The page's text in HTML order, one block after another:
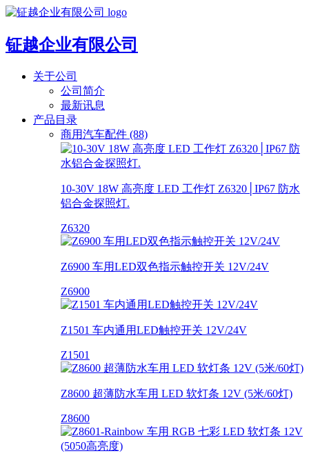
钲越企业有限公司
关于公司
公司简介
最新讯息
产品目录
商用汽车配件 (88)
10-30V 18W 高亮度 LED 工作灯 Z6320│IP67 防水
铝合金探照灯.
Z6320
Z6900 车用LED双色指示触控开关 12V/24V
Z6900
Z1501 车内通用LED触控开关 12V/24V
Z1501
Z8600 超薄防水车用 LED 软灯条 12V (5米/60灯)
Z8600